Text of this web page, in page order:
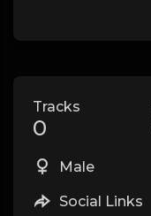
Tracks
0
Male
Social Links